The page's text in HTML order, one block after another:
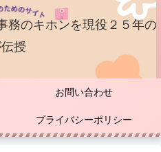
務のキホンを現役２５年の
授
お問い合わせ
プライバシーポリシー